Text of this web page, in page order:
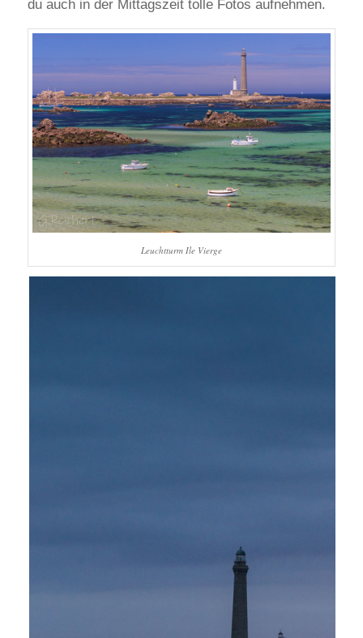
du auch in der Mittagszeit tolle Fotos aufnehmen.
Leuchtturm Ile Vierge